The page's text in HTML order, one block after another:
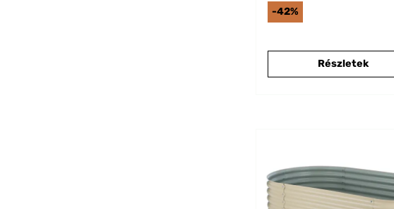
-42%
Részletek